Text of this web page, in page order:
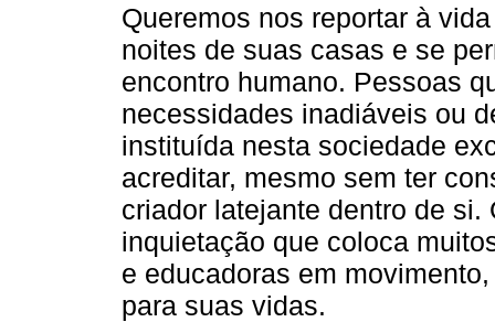
Queremos nos reportar à
noites de suas casas e se
encontro humano. Pessoas
necessidades inadiáveis ou
instituída nesta sociedade
acreditar, mesmo sem ter
criador latejante dentro de
inquietação que coloca
e educadoras em
para suas vidas.